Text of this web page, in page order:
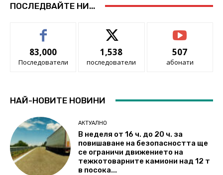
ПОСЛЕДВАЙТЕ НИ...
83,000
Последователи
1,538
последователи
507
абонати
НАЙ-НОВИТЕ НОВИНИ
АКТУАЛНО
В неделя от 16 ч. до 20 ч. за
повишаване на безопасността ще
се ограничи движението на
тежкотоварните камиони над 12 т
в посока...